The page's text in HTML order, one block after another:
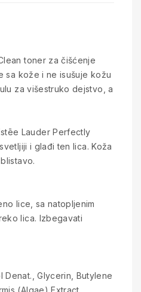
toner za čišćenje
sa kože i ne isušuje kožu
za višestruko dejstvo, a
Lauder Perfectly
i glađi ten lica. Koža
lice, sa natopljenim
lica. Izbegavati
Denat., Glycerin, Butylene
(Algae) Extract,